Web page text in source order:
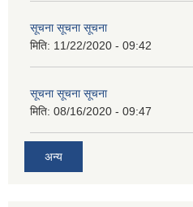
सूचना सूचना सूचना
मिति: 11/22/2020 - 09:42
सूचना सूचना सूचना
मिति: 08/16/2020 - 09:47
अन्य